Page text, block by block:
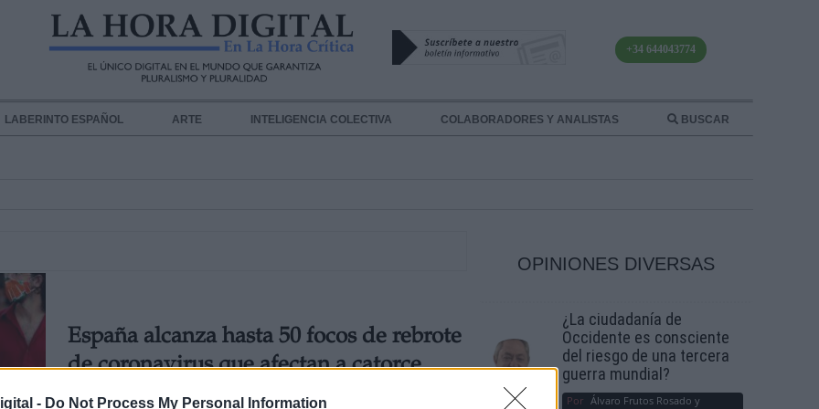
- Do Not Process My Personal Information
+34 644043774
LABERINTO ESPAÑOL ARTE INTELIGENCIA COLECTIVA COLABORADORES Y ANALISTAS BUSCAR
España alcanza hasta 50 focos de rebrote
de coronavirus que afectan a catorce
autonomías
OPINIONES DIVERSAS
¿La ciudadanía de
Occidente es consciente
del riesgo de una tercera
guerra mundial?
Por Álvaro Frutos Rosado y